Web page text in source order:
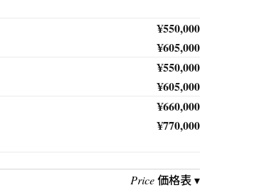
¥550,000
¥605,000
¥550,000
¥605,000
¥660,000
¥770,000
Price価格表 ▾